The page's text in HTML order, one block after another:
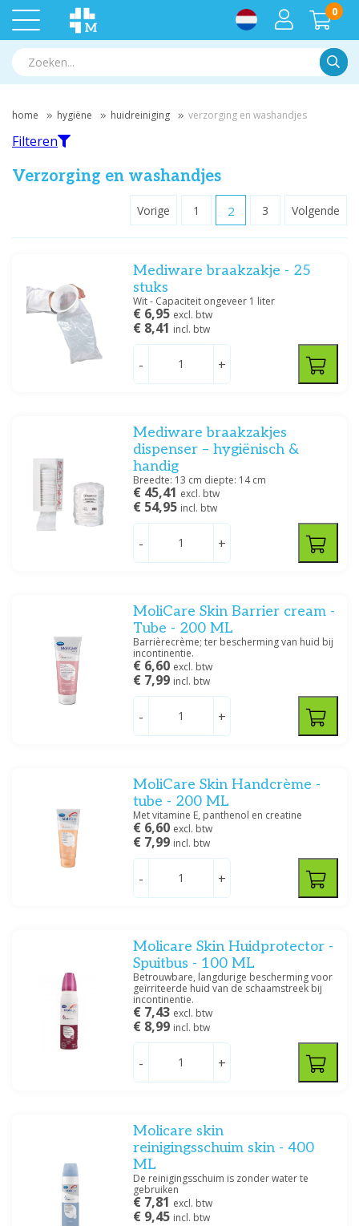
0
home hygiëne huidreiniging verzorging en washandjes
12WASH(1)
Hartmann(6)
Kleenex (2)
Medische Vakhandel
Prijs
Filteren
Verzorging en washandjes
Vorige 1 2 3 Volgende
Mediware braakzakje - 25
stuks
Wit - Capaciteit ongeveer 1 liter
€ 6,95 excl. btw
€ 8,41 incl. btw
- +
Mediware braakzakjes
dispenser – hygiënisch &
handig
Breedte: 13 cm diepte: 14 cm
€ 45,41 excl. btw
€ 54,95 incl. btw
- +
MoliCare Skin Barrier cream -
Tube - 200 ML
Barrièrecrème; ter bescherming van huid bij
incontinentie.
€ 6,60 excl. btw
€ 7,99 incl. btw
- +
MoliCare Skin Handcrème -
tube - 200 ML
Met vitamine E, panthenol en creatine
€ 6,60 excl. btw
€ 7,99 incl. btw
- +
Molicare Skin Huidprotector -
Spuitbus - 100 ML
Betrouwbare, langdurige bescherming voor
geïrriteerde huid van de schaamstreek bij
incontinentie.
€ 7,43 excl. btw
€ 8,99 incl. btw
- +
Molicare skin
reinigingsschuim skin - 400
ML
De reinigingsschuim is zonder water te
gebruiken
€ 7,81 excl. btw
€ 9,45 incl. btw